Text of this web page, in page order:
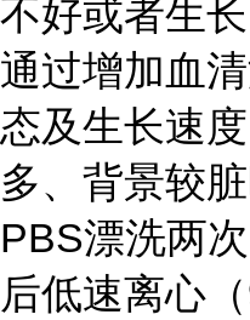
不好或者生
通过增加血
态及生长速
多、背景较
PBS漂洗两
后低速离心